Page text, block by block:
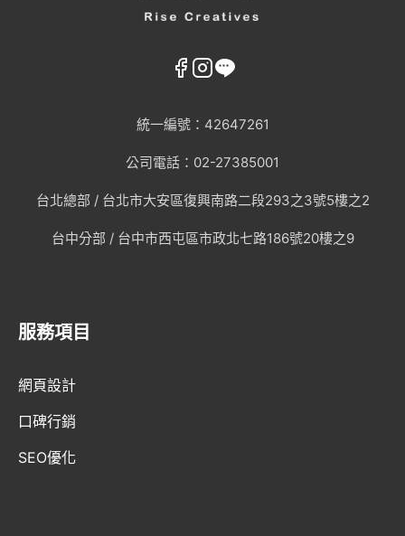
統一編號：42647261
公司電話：02-27385001
台北總部 / 台北市大安區復興南路二段293之3號5樓之2
台中分部 / 台中市西屯區市政北七路186號20樓之9
服務項目
網頁設計
口碑行銷
SEO優化